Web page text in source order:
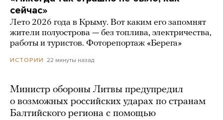
сейчас»
Лето 2026 года в Крыму. Вот каким его запомнят
жители полуострова — без топлива, электричества,
работы и туристов. Фоторепортаж «Берега»
ИСТОРИИ 22 минуты назад
Министр обороны Литвы предупредил
о возможных российских ударах по странам
Балтийского региона с помощью